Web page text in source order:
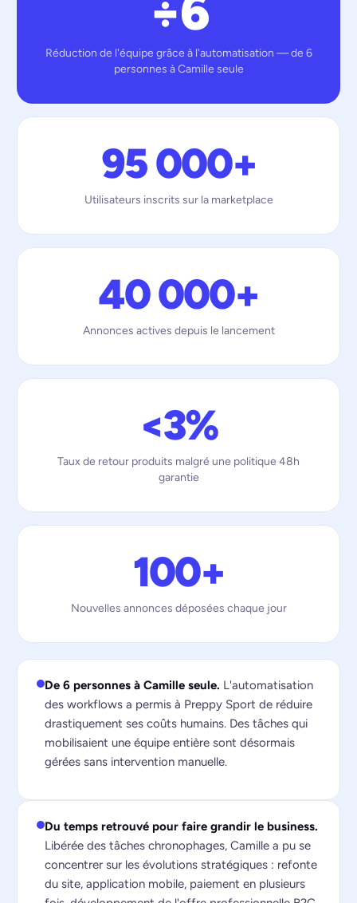
Réduction de l'équipe grâce à l'automatisation — de 6
personnes à Camille seule
95 000+
Utilisateurs inscrits sur la marketplace
40 000+
Annonces actives depuis le lancement
<3%
Taux de retour produits malgré une politique 48h
garantie
100+
Nouvelles annonces déposées chaque jour
De 6 personnes à Camille seule. L'automatisation
des workflows a permis à Preppy Sport de réduire
drastiquement ses coûts humains. Des tâches qui
mobilisaient une équipe entière sont désormais
gérées sans intervention manuelle.
Du temps retrouvé pour faire grandir le business.
Libérée des tâches chronophages, Camille a pu se
concentrer sur les évolutions stratégiques : refonte
du site, application mobile, paiement en plusieurs